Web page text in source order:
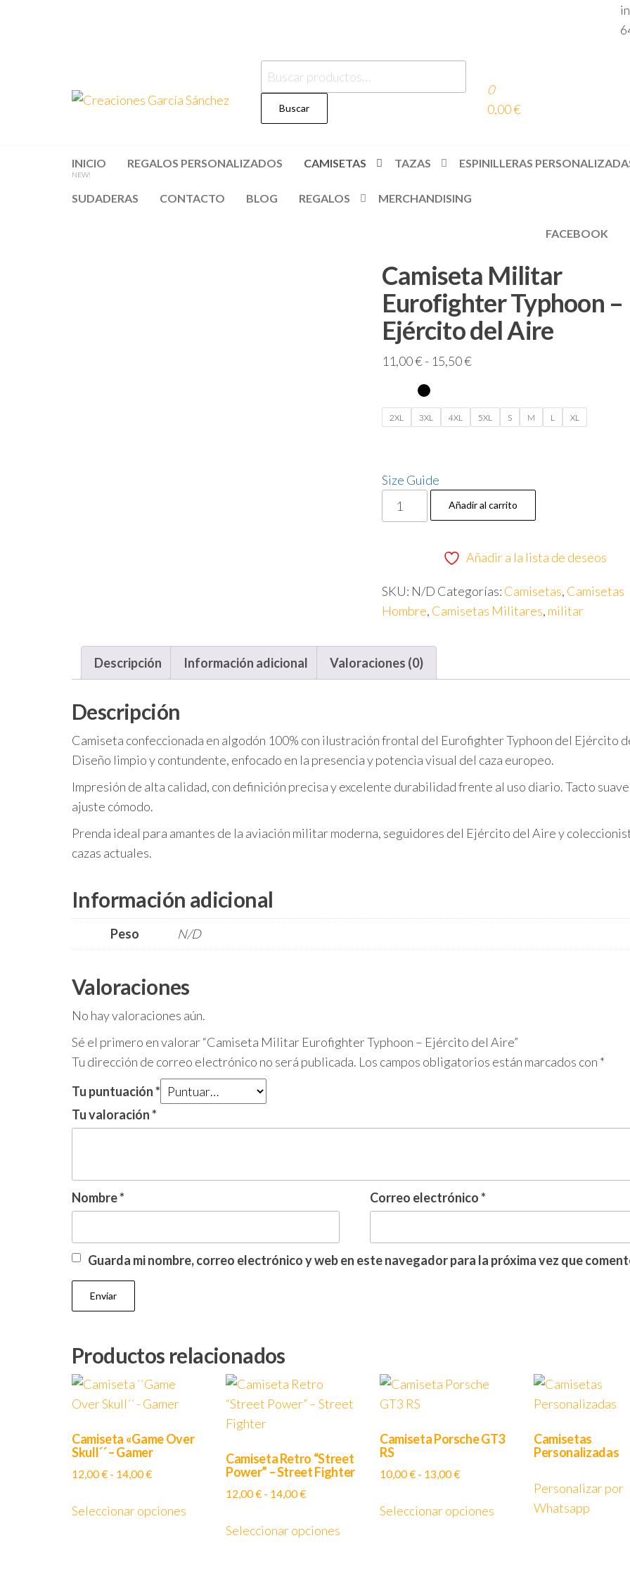
Creaciones
García
regalos
personalizados
Buscar
por:
Buscar
0
0,00 €
INICIO
NEW!
REGALOS PERSONALIZADOS CAMISETAS TAZAS ESPINILLERAS
SUDADERAS CONTACTO BLOG REGALOS MERCHANDISING
FACEBOOK
Camiseta Militar
Eurofighter Typhoon –
Ejército del Aire
11,00€- 15,50€Rango
desde
2XL 3XL 4XL 5XL S M L XL
Size Guide
Camiseta
Militar
Ejército
del
cantidad
Añadir al carrito
Añadir a la lista de deseos
SKU: N/D Categorías: Camisetas, Camisetas
Hombre, Camisetas Militares, militar
Descripción Información adicional Valoraciones (0)
Descripción
Camiseta confeccionada en algodón 100% con ilustración frontal del Eurofighter Typhoon del Ejército
Diseño limpio y contundente, enfocado en la presencia y potencia visual del caza europeo.
Impresión de alta calidad, con definición precisa y excelente durabilidad frente al uso diario. Tacto
ajuste cómodo.
Prenda ideal para amantes de la aviación militar moderna, seguidores del Ejército del Aire y
cazas actuales.
Información adicional
Peso N/D
Valoraciones
No hay valoraciones aún.
Sé el primero en valorar “Camiseta Militar Eurofighter Typhoon – Ejército del Aire”
Tu dirección de correo electrónico no será publicada. Los campos obligatorios están marcados con *
Tu puntuación*
Tu valoración*
Nombre* Correo electrónico*
Guarda mi nombre, correo electrónico y web en este navegador para la próxima vez que
Productos relacionados
Camiseta «Game Over
Skull´´ – Gamer
12,00€ - 14,00€Rango
precios:
Seleccionar opciones
Camiseta Retro “Street
Power” – Street Fighter
12,00€ - 14,00€Rango
precios:
Seleccionar opciones
Camiseta Porsche GT3
RS
10,00€ - 13,00€Rango
precios:
Seleccionar opciones producto
Camisetas
Personalizadas
Personalizar por
Whatsapp